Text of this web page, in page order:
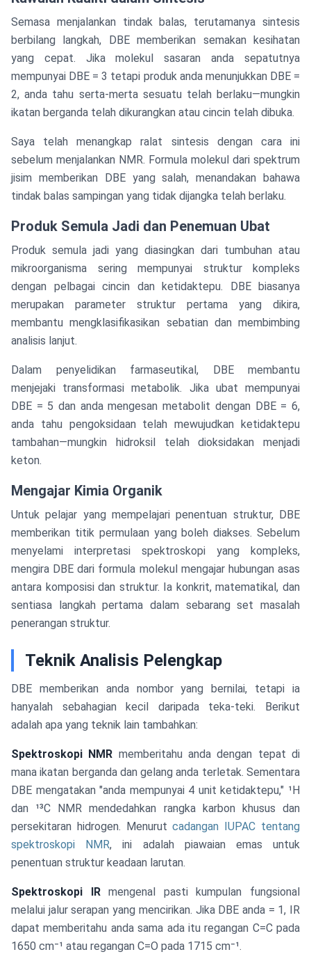
Semasa menjalankan tindak balas, terutamanya sintesis
berbilang langkah, DBE memberikan semakan kesihatan
yang cepat. Jika molekul sasaran anda sepatutnya
mempunyai DBE = 3 tetapi produk anda menunjukkan DBE =
2, anda tahu serta-merta sesuatu telah berlaku—mungkin
ikatan berganda telah dikurangkan atau cincin telah dibuka.
Saya telah menangkap ralat sintesis dengan cara ini
sebelum menjalankan NMR. Formula molekul dari spektrum
jisim memberikan DBE yang salah, menandakan bahawa
tindak balas sampingan yang tidak dijangka telah berlaku.
Produk Semula Jadi dan Penemuan Ubat
Produk semula jadi yang diasingkan dari tumbuhan atau
mikroorganisma sering mempunyai struktur kompleks
dengan pelbagai cincin dan ketidaktepu. DBE biasanya
merupakan parameter struktur pertama yang dikira,
membantu mengklasifikasikan sebatian dan membimbing
analisis lanjut.
Dalam penyelidikan farmaseutikal, DBE membantu
menjejaki transformasi metabolik. Jika ubat mempunyai
DBE = 5 dan anda mengesan metabolit dengan DBE = 6,
anda tahu pengoksidaan telah mewujudkan ketidaktepu
tambahan—mungkin hidroksil telah dioksidakan menjadi
keton.
Mengajar Kimia Organik
Untuk pelajar yang mempelajari penentuan struktur, DBE
memberikan titik permulaan yang boleh diakses. Sebelum
menyelami interpretasi spektroskopi yang kompleks,
mengira DBE dari formula molekul mengajar hubungan asas
antara komposisi dan struktur. Ia konkrit, matematikal, dan
sentiasa langkah pertama dalam sebarang set masalah
penerangan struktur.
Teknik Analisis Pelengkap
DBE memberikan anda nombor yang bernilai, tetapi ia
hanyalah sebahagian kecil daripada teka-teki. Berikut
adalah apa yang teknik lain tambahkan:
Spektroskopi NMR memberitahu anda dengan tepat di
mana ikatan berganda dan gelang anda terletak. Sementara
DBE mengatakan "anda mempunyai 4 unit ketidaktepu," ¹H
dan ¹³C NMR mendedahkan rangka karbon khusus dan
persekitaran hidrogen. Menurutcadangan IUPAC tentang
spektroskopi NMR, ini adalah piawaian emas untuk
penentuan struktur keadaan larutan.
Spektroskopi IRmengenal pasti kumpulan fungsional
melalui jalur serapan yang mencirikan. Jika DBE anda = 1, IR
dapat memberitahu anda sama ada itu regangan C=C pada
1650 cm⁻¹ atau regangan C=O pada 1715 cm⁻¹.